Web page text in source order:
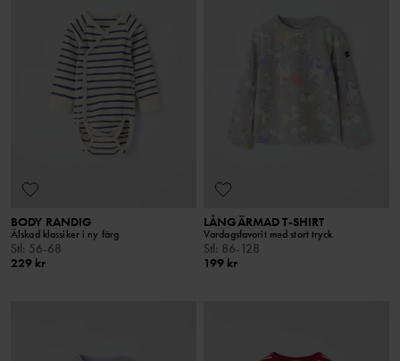
BODY RANDIG
Älskad klassiker i ny färg
Stl: 56-68
229 kr
LÅNGÄRMAD T-SHIRT
Vardagsfavorit med stort tryck
Stl: 86-128
199 kr